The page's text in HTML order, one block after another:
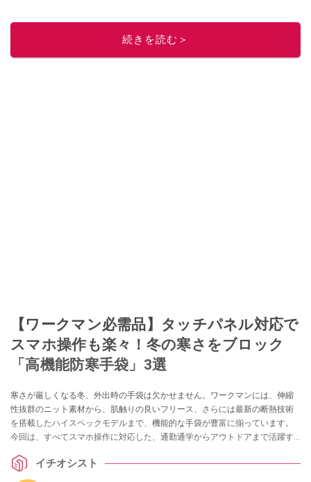
続きを読む＞
【ワークマン必需品】タッチパネル対応で
スマホ操作も楽々！冬の寒さをブロック
「高機能防寒手袋」3選
寒さが厳しくなる冬、外出時の手袋は欠かせません。ワークマンには、伸縮
性抜群のニット素材から、肌触りの良いフリース、さらには最新の断熱技術
を搭載したハイスペックモデルまで、機能的な手袋が豊富に揃っています。
今回は、すべてスマホ操作に対応した、通勤通学からアウトドアまで活躍す
イチオシスト